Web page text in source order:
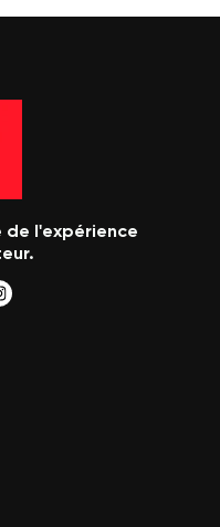
de l'expérience